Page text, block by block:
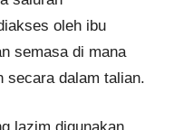
oleh ibu
semasa di mana
secara dalam talian.